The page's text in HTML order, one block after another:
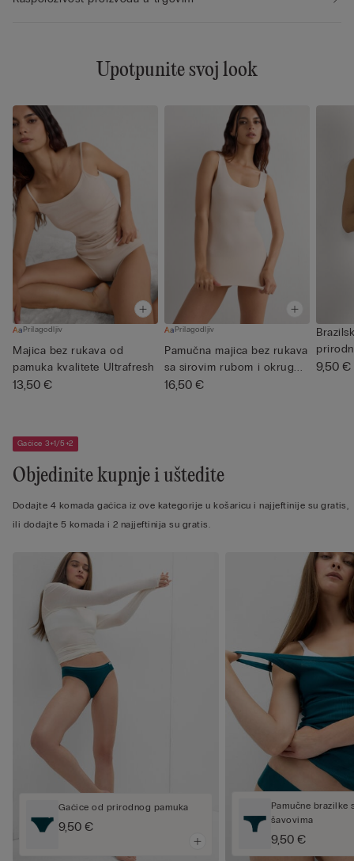
Upotpunite svoj look
Prilagodljiv
Majica bez rukava od
pamuka kvalitete Ultrafresh
13,50 €
Prilagodljiv
Pamučna majica bez rukava
sa sirovim rubom i okrug...
16,50 €
9,50 €
Gaćice 3+1/5+2
Objedinite kupnje i uštedite
Dodajte 4 komada gaćica iz ove kategorije u košaricu i najjeftinije su gratis,
ili dodajte 5 komada i 2 najjeftinija su gratis.
Gaćice od prirodnog pamuka
9,50 €
Pamučne brazilke
šavovima
9,50 €